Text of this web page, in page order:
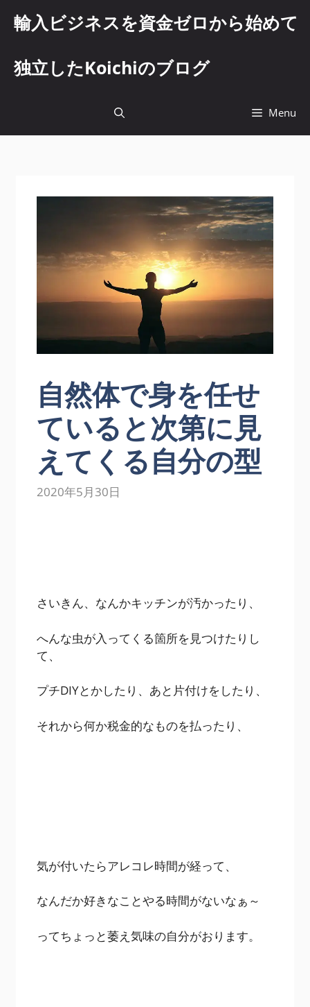
輸入ビジネスを資金ゼロから始めて
独立したKoichiのブログ
Menu
自然体で身を任せ
ていると次第に見
えてくる自分の型
2020年5月30日
さいきん、なんかキッチンが汚かったり、
へんな虫が入ってくる箇所を見つけたりし
て、
プチDIYとかしたり、あと片付けをしたり、
それから何か税金的なものを払ったり、
気が付いたらアレコレ時間が経って、
なんだか好きなことやる時間がないなぁ～
ってちょっと萎え気味の自分がおります。